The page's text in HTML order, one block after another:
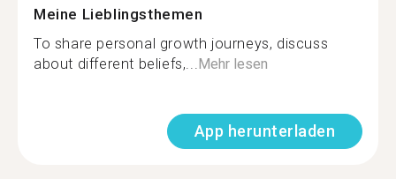
Meine Lieblingsthemen
To share personal growth journeys, discuss
about different beliefs,...Mehr lesen
App herunterladen